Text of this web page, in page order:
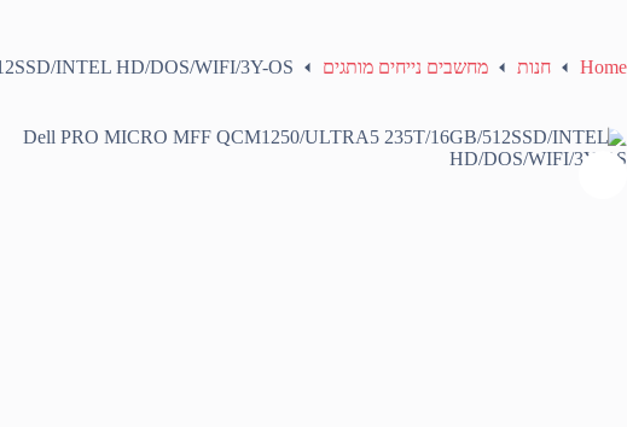
Home חנות מחשבים נייחים מותגים INTEL HD/DOS/WIFI/3Y-OS